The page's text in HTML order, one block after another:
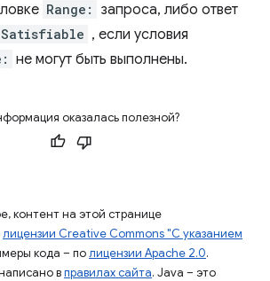
Range: запроса, либо ответ
Satisfiable , если условия
не могут быть выполнены.
оказалась полезной?
контент на этой странице
лицензии Creative Commons "С указанием
кода – полицензии Apache 2.0.
вправилах сайта. Java – это